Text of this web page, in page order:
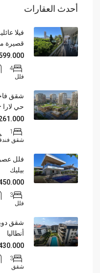
أحدث العقارات
فيلا
قصيرة
4
فلل
شقق
حي لارا
1
شقق
بيليك
3
فلل
شقق
أنطاليا
3
شقق